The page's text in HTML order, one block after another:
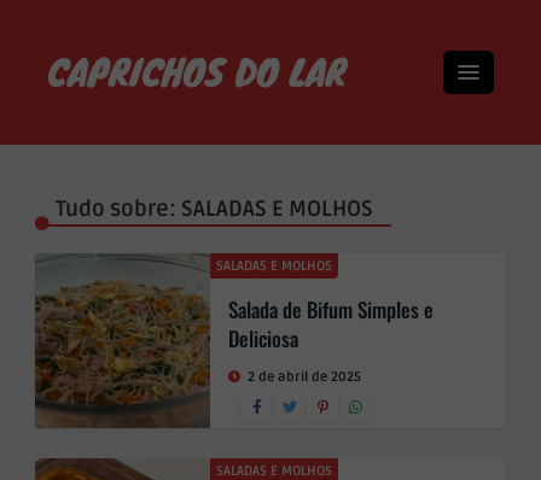
Tudo sobre: SALADAS E MOLHOS
SALADAS E MOLHOS
Salada de Bifum Simples e
Deliciosa
2 de abril de 2025
SALADAS E MOLHOS